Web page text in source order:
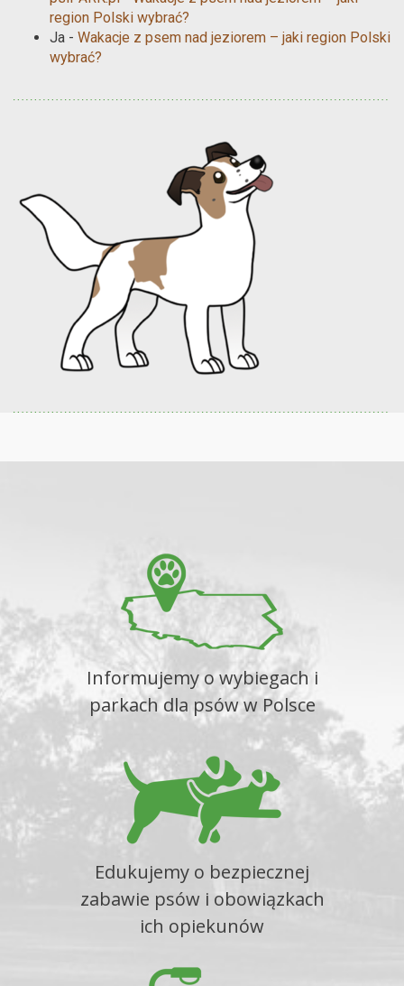
region Polski wybrać?
Ja - Wakacje z psem nad jeziorem – jaki region Polski
wybrać?
Informujemy o wybiegach i
parkach dla psów w Polsce
Edukujemy o bezpiecznej
zabawie psów i obowiązkach
ich opiekunów